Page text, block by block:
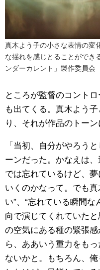
真木よう子の小さな表情の変
な揺れを感じとることがで
ンダーカレント」製作委員会
ところが監督のコント
も出てくる。真木よう
り、それが作品のトーン
「当初、自分がやろう
ーンだった。かなえは
では忘れているけど、
いくのかなって。でも
い”、“忘れている瞬間
向で演じてくれていた
の空気にある種の緊張
ら、ああいう重力をも
ないかと。もちろん、